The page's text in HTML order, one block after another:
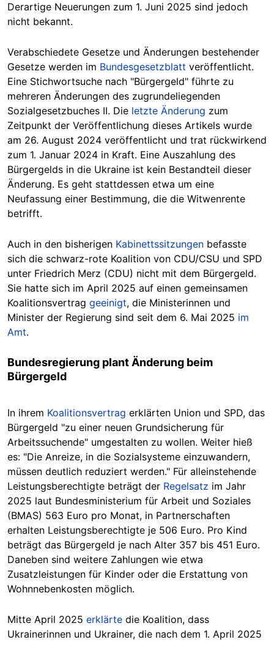
Derartige Neuerungen zum 1. Juni 2025 sind jedoch
nicht bekannt.
Verabschiedete Gesetze und Änderungen bestehender
Gesetze werden im Bundesgesetzblatt veröffentlicht.
Eine Stichwortsuche nach "Bürgergeld" führte zu
mehreren Änderungen des zugrundeliegenden
Sozialgesetzbuches II. Die letzte Änderung zum
Zeitpunkt der Veröffentlichung dieses Artikels wurde
am 26. August 2024 veröffentlicht und trat rückwirkend
zum 1. Januar 2024 in Kraft. Eine Auszahlung des
Bürgergelds in die Ukraine ist kein Bestandteil dieser
Änderung. Es geht stattdessen etwa um eine
Neufassung einer Bestimmung, die die Witwenrente
betrifft.
Auch in den bisherigen Kabinettssitzungen befasste
sich die schwarz-rote Koalition von CDU/CSU und SPD
unter Friedrich Merz (CDU) nicht mit dem Bürgergeld.
Sie hatte sich im April 2025 auf einen gemeinsamen
Koalitionsvertrag geeinigt, die Ministerinnen und
Minister der Regierung sind seit dem 6. Mai 2025 im
Amt.
Bundesregierung plant Änderung beim
Bürgergeld
In ihrem Koalitionsvertrag erklärten Union und SPD, das
Bürgergeld "zu einer neuen Grundsicherung für
Arbeitssuchende" umgestalten zu wollen. Weiter hieß
es: "Die Anreize, in die Sozialsysteme einzuwandern,
müssen deutlich reduziert werden." Für alleinstehende
Leistungsberechtigte beträgt der Regelsatz im Jahr
2025 laut Bundesministerium für Arbeit und Soziales
(BMAS) 563 Euro pro Monat, in Partnerschaften
erhalten Leistungsberechtigte je 506 Euro. Pro Kind
beträgt das Bürgergeld je nach Alter 357 bis 451 Euro.
Daneben sind weitere Zahlungen wie etwa
Zusatzleistungen für Kinder oder die Erstattung von
Wohnnebenkosten möglich.
Mitte April 2025 erklärte die Koalition, dass
Ukrainerinnen und Ukrainer, die nach dem 1. April 2025